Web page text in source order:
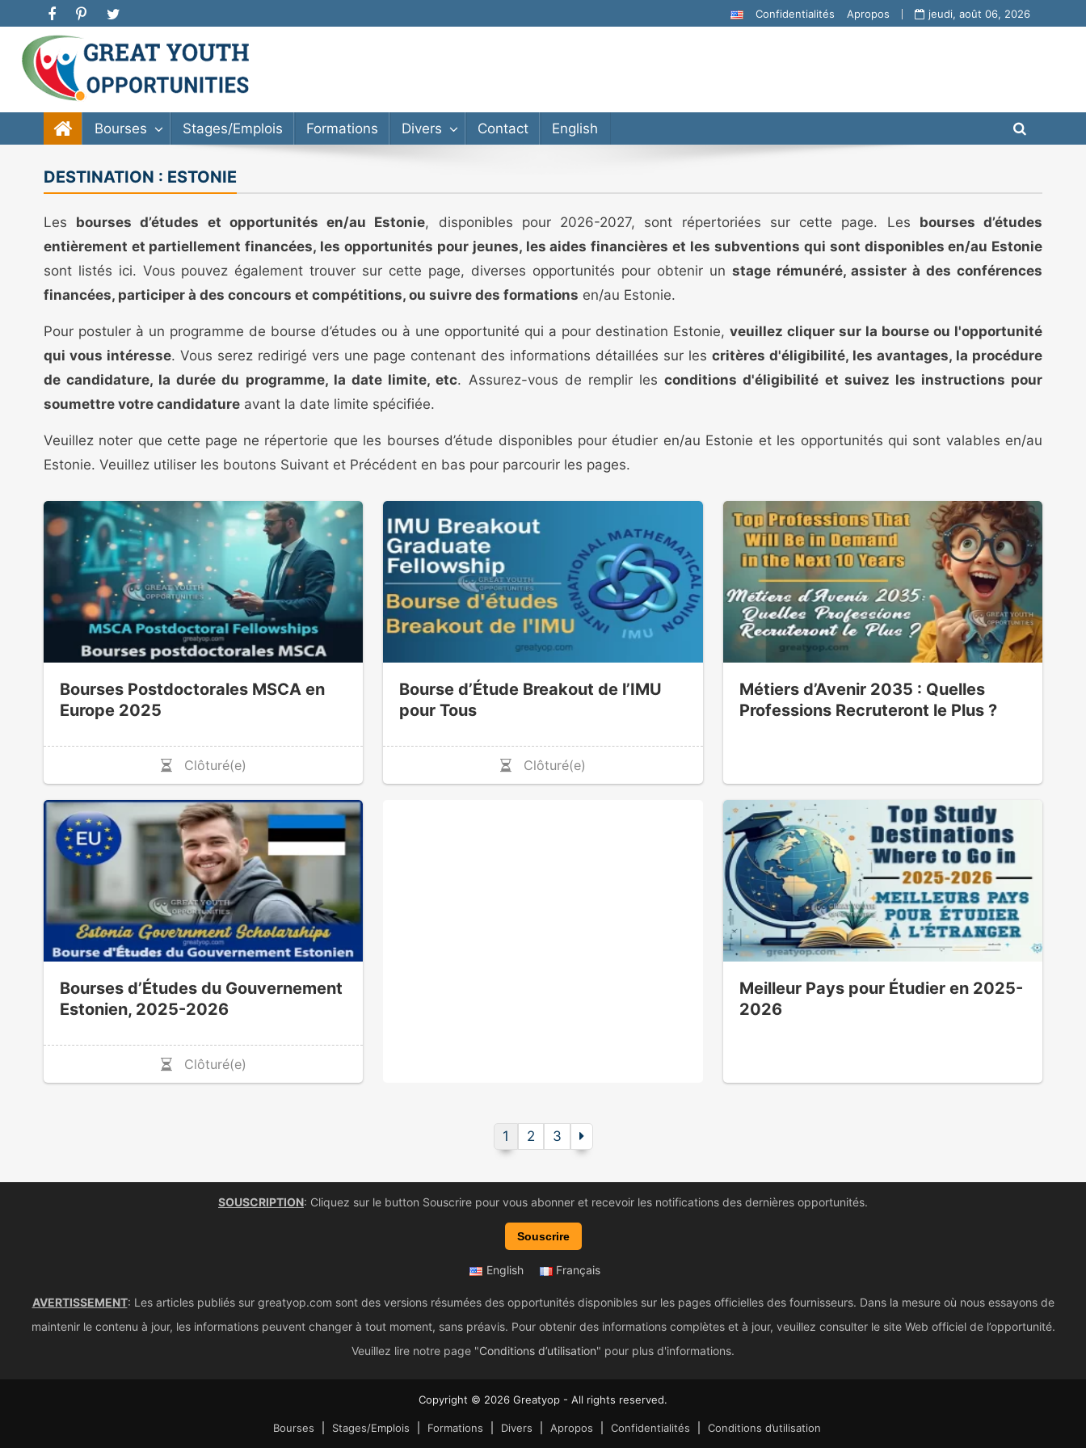
Confidentialités Apropos jeudi, août 06, 2026
Great Youth Opportunities
Bourse d’étude, stage, formation, entrepreneuriat
Bourses
Stages/Emplois Formations Divers Contact English
DESTINATION : ESTONIE
Les bourses d’études et opportunités en/au Estonie, disponibles pour 2026-2027, sont répertoriées sur cette page. Les bourses d’études
entièrement et partiellement financées, les opportunités pour jeunes, les aides financières et les subventions qui sont disponibles en/au Estonie
sont listés ici. Vous pouvez également trouver sur cette page, diverses opportunités pour obtenir un stage rémunéré, assister à des conférences
financées, participer à des concours et compétitions, ou suivre des formations en/au Estonie.
Pour postuler à un programme de bourse d’études ou à une opportunité qui a pour destination Estonie,veuillez cliquer sur la bourse ou l'opportunité
qui vous intéresse. Vous serez redirigé vers une page contenant des informations détaillées sur lescritères d'éligibilité, les avantages, la procédure
de candidature, la durée du programme, la date limite, etc. Assurez-vous de remplir lesconditions d'éligibilité et suivez les instructions pour
soumettre votre candidatureavant la date limite spécifiée.
Veuillez noter que cette page ne répertorie que les bourses d’étude disponibles pour étudier en/au Estonie et les opportunités qui sont valables en/au
Estonie. Veuillez utiliser les boutons Suivant et Précédent en bas pour parcourir les pages.
Bourses Postdoctorales MSCA en
Europe 2025
Clôturé(e)
Bourse d’Étude Breakout de l’IMU
pour Tous
Clôturé(e)
Métiers d’Avenir 2035 : Quelles
Professions Recruteront le Plus ?
Bourses d’Études du Gouvernement
Estonien, 2025-2026
Clôturé(e)
Meilleur Pays pour Étudier en 2025-
2026
1 2 3
SOUSCRIPTION: Cliquez sur le button Souscrire pour vous abonner et recevoir les notifications des dernières opportunités.
Souscrire
English Français
AVERTISSEMENT: Les articles publiés sur greatyop.com sont des versions résumées des opportunités disponibles sur les pages officielles des fournisseurs. Dans la mesure où nous essayons de
maintenir le contenu à jour, les informations peuvent changer à tout moment, sans préavis. Pour obtenir des informations complètes et à jour, veuillez consulter le site Web officiel de l’opportunité.
Veuillez lire notre page "Conditions d’utilisation" pour plus d'informations.
Copyright © 2026 Greatyop - All rights reserved.
Bourses Stages/Emplois Formations Divers Apropos Confidentialités Conditions d’utilisation